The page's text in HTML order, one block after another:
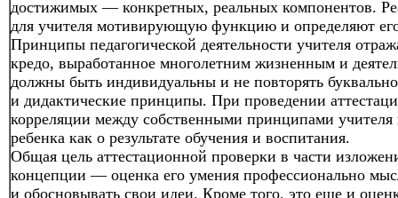
достижимых — конкретных, реальных компонентов.
для учителя мотивирующую функцию и определяют
Принципы педагогической деятельности учителя
кредо, выработанное многолетним жизненным и
должны быть индивидуальны и не повторять
и дидактические принципы. При проведении
корреляции между собственными принципами учителя
ребенка как о результате обучения и воспитания.
Общая цель аттестационной проверки в части
концепции — оценка его умения профессионально
и обосновывать свои идеи. Кроме того, это еще и